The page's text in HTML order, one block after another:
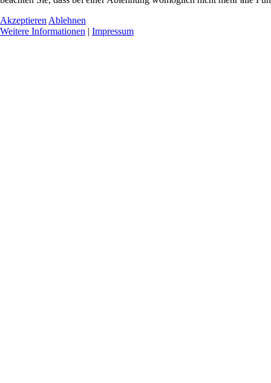
Akzeptieren Ablehnen
Weitere Informationen | Impressum